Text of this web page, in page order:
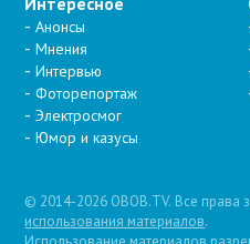
Анонсы
Мнения
Интервью
Фоторепортаж
Электросмог
Юмор и казусы
© 2014-2026 OBOB.TV. Все права
использования материалов.